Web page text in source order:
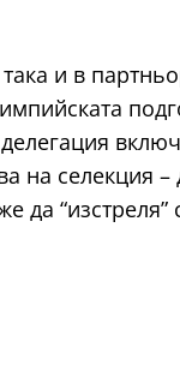
и в
на селекция
“изстреля”